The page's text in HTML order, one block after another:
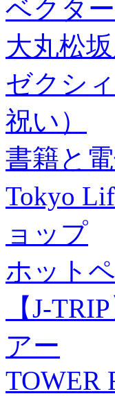
ベクタ
大丸松
ゼクシ
祝い）
書籍と
Tokyo
ョップ
ホット
【J-
アー
TOWER